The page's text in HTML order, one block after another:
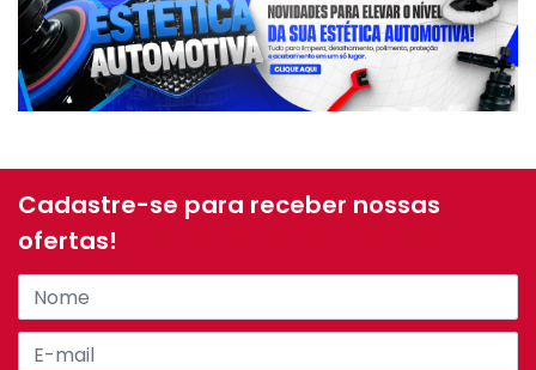
Cadastre-se para receber nossas
ofertas!